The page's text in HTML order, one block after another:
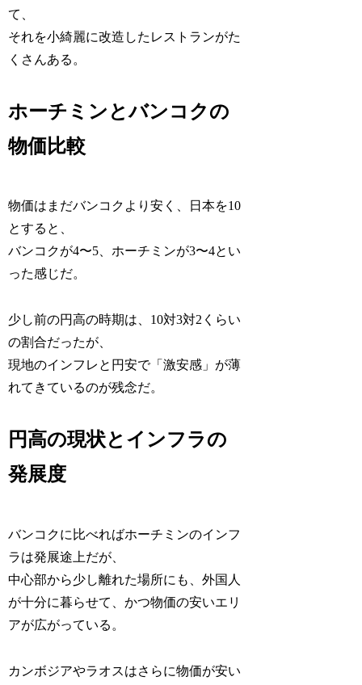
て、
それを小綺麗に改造したレストランがた
くさんある。
ホーチミンとバンコクの
物価比較
物価はまだバンコクより安く、日本を10
とすると、
バンコクが4〜5、ホーチミンが3〜4とい
った感じだ。
少し前の円高の時期は、10対3対2くらい
の割合だったが、
現地のインフレと円安で「激安感」が薄
れてきているのが残念だ。
円高の現状とインフラの
発展度
バンコクに比べればホーチミンのインフ
ラは発展途上だが、
中心部から少し離れた場所にも、外国人
が十分に暮らせて、かつ物価の安いエリ
アが広がっている。
カンボジアやラオスはさらに物価が安い